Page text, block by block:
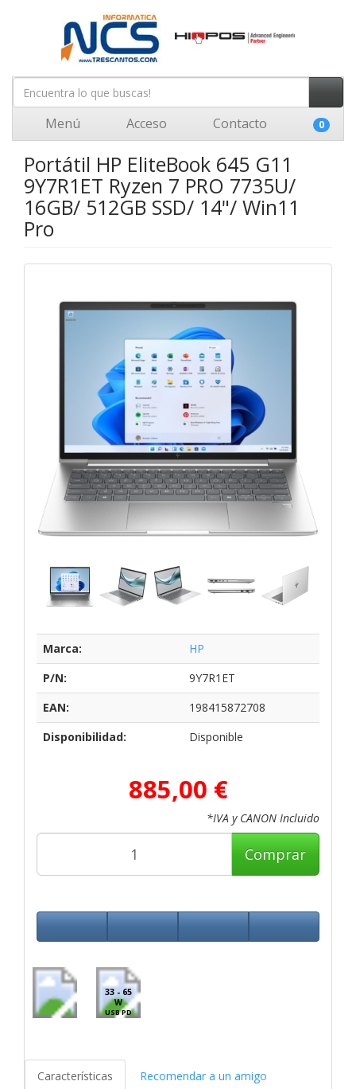
Menú Acceso Contacto 0
Portátil HP EliteBook 645 G11
9Y7R1ET Ryzen 7 PRO 7735U/
16GB/ 512GB SSD/ 14"/ Win11
Pro
Marca:
HP
P/N:
9Y7R1ET
EAN:
198415872708
Disponibilidad:
Disponible
885,00 €
*IVA y CANON Incluido
Comprar
33 - 65
W
USB PD
Características Recomendar a un amigo